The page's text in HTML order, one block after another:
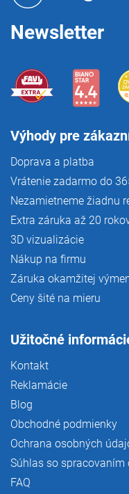
Newsletter
Výhody pre
Doprava a platba
Vrátenie zadarmo do
Nezamietneme žiadnu
Extra záruka až 20
3D vizualizácie
Nákup na firmu
Záruka okamžitej
Ceny šité na mieru
Užitočné
Kontakt
Reklamácie
Blog
Obchodné podmienky
Ochrana osobných
Súhlas so
FAQ